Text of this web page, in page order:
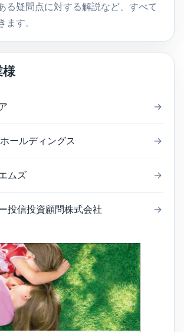
る疑問点に対する解説など、すべて
ます。
様
→
ールディングス →
ムズ →
投信投資顧問株式会社 →